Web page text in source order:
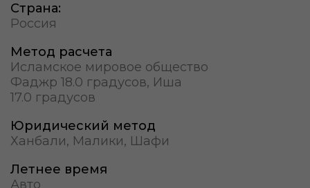
Страна:
Россия
Метод расчета
Исламское мировое общество
Фаджр 18.0 градусов, Иша
17.0 градусов
Юридический метод
Ханбали, Малики, Шафи
Летнее время
Авто